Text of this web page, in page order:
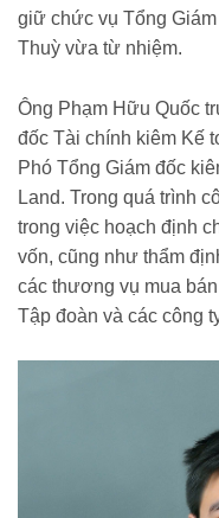
giữ chức vụ Tổng
Thuỳ vừa từ nhiệm.
Ông Phạm Hữu Quốc
đốc Tài chính kiêm Kế
Phó Tổng Giám đốc
Land. Trong quá trình
trong việc hoạch định
vốn, cũng như thẩm
các thương vụ mua
Tập đoàn và các công